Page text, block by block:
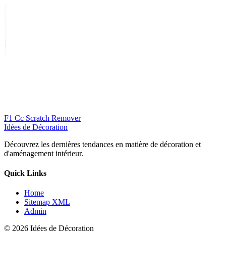
F1 Cc Scratch Remover
Idées de Décoration
Découvrez les dernières tendances en matière de décoration et
d'aménagement intérieur.
Quick Links
Home
Sitemap XML
Admin
© 2026 Idées de Décoration